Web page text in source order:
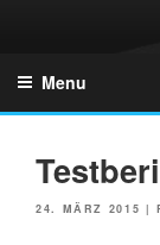
Menu
POSTED
24. MÄRZ 2015 |